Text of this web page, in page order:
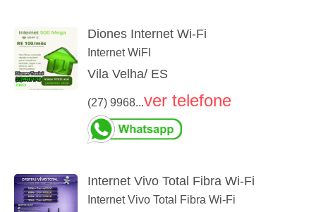
Diones Internet Wi-Fi
Internet WiFI
Vila Velha/ ES
(27) 9968...ver telefone
Internet Vivo Total Fibra Wi-Fi
Internet Vivo Total Fibra Wi-Fi